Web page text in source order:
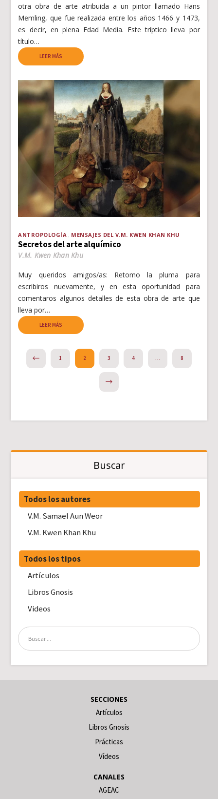
otra obra de arte atribuida a un pintor llamado Hans
Memling, que fue realizada entre los años 1466 y 1473,
es decir, en plena Edad Media. Este tríptico lleva por
título…
LEER MÁS
ANTROPOLOGÍA MENSAJES DEL V.M. KWEN KHAN KHU
Secretos del arte alquímico
V.M. Kwen Khan Khu
Muy queridos amigos/as: Retomo la pluma para
escribiros nuevamente, y en esta oportunidad para
comentaros algunos detalles de esta obra de arte que
lleva por…
LEER MÁS
PREVIOUS1 2 3 4 … 8
Buscar
Todos los autores
V.M. Samael Aun Weor
V.M. Kwen Khan Khu
Todos los tipos
Artículos
Libros Gnosis
Videos
SECCIONES
Artículos
Libros Gnosis
Prácticas
Vídeos
CANALES
AGEAC